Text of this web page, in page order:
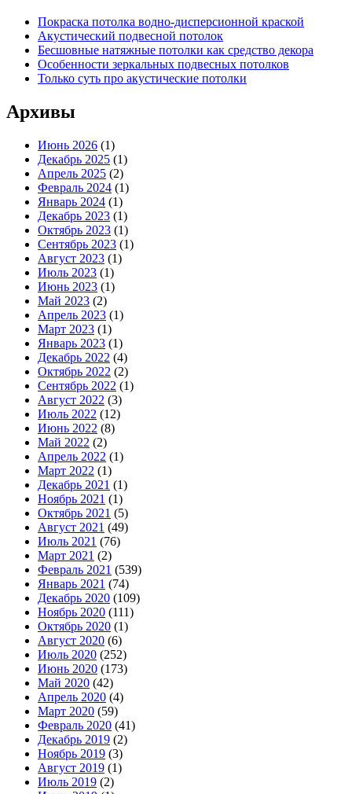
Покраска потолка водно-дисперсионной краской
Акустический подвесной потолок
Бесшовные натяжные потолки как средство декора
Особенности зеркальных подвесных потолков
Только суть про акустические потолки
Архивы
Июнь 2026 (1)
Декабрь 2025 (1)
Апрель 2025 (2)
Февраль 2024 (1)
Январь 2024 (1)
Декабрь 2023 (1)
Октябрь 2023 (1)
Сентябрь 2023 (1)
Август 2023 (1)
Июль 2023 (1)
Июнь 2023 (1)
Май 2023 (2)
Апрель 2023 (1)
Март 2023 (1)
Январь 2023 (1)
Декабрь 2022 (4)
Октябрь 2022 (2)
Сентябрь 2022 (1)
Август 2022 (3)
Июль 2022 (12)
Июнь 2022 (8)
Май 2022 (2)
Апрель 2022 (1)
Март 2022 (1)
Декабрь 2021 (1)
Ноябрь 2021 (1)
Октябрь 2021 (5)
Август 2021 (49)
Июль 2021 (76)
Март 2021 (2)
Февраль 2021 (539)
Январь 2021 (74)
Декабрь 2020 (109)
Ноябрь 2020 (111)
Октябрь 2020 (1)
Август 2020 (6)
Июль 2020 (252)
Июнь 2020 (173)
Май 2020 (42)
Апрель 2020 (4)
Март 2020 (59)
Февраль 2020 (41)
Декабрь 2019 (2)
Ноябрь 2019 (3)
Август 2019 (1)
Июль 2019 (2)